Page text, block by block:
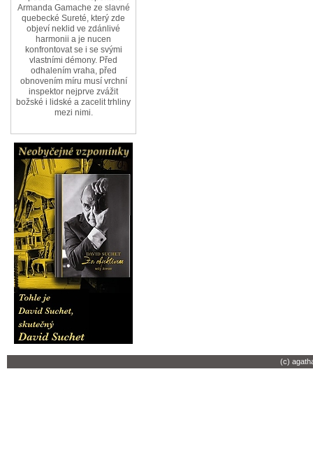
Armanda Gamache ze slavné
quebecké Sureté, který zde
objeví neklid ve zdánlivé
harmonii a je nucen
konfrontovat se i se svými
vlastními démony. Před
odhalením vraha, před
obnovením míru musí vrchní
inspektor nejprve zvážit
božské i lidské a zacelit trhliny
mezi nimi.
(c)